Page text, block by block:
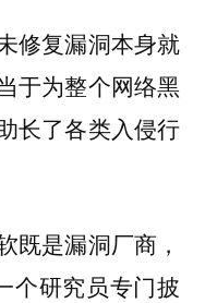
修复漏洞本身就
于为整个网络黑
长了各类入侵行
既是漏洞厂商，
个研究员专门披